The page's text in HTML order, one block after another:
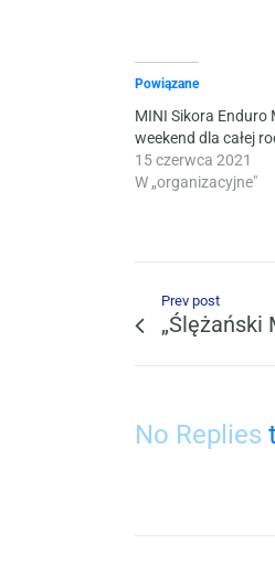
Powiązane
MINI Sikora Enduro
weekend dla całej
15 czerwca 2021
W „organizacyjne"
Prev post
„Ślężański
No Replies